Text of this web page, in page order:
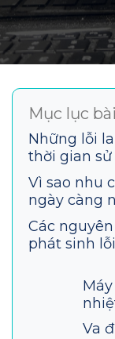
Mục lục
Những lỗi
thời gian
Vì sao nhu
ngày càng
Các
phát sinh lỗi
Va